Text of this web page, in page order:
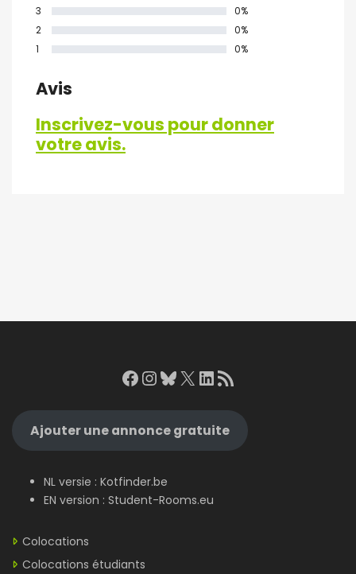
3
0%
2
0%
1
0%
Avis
Inscrivez-vous pour donner
votre avis.
Facebook
Instagram
Bluesky
X LinkedIn
RSS Feed
Ajouter une annonce gratuite
NL versie : Kotfinder.be
EN version : Student-Rooms.eu
Colocations
Colocations étudiants